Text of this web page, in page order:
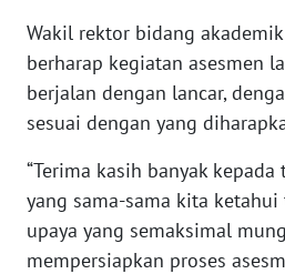
Wakil rektor bidang
berharap kegiatan asesmen
berjalan dengan lancar,
sesuai dengan yang
“Terima kasih banyak
yang sama-sama kita
upaya yang semaksimal
mempersiapkan proses
WN
PAPUA
WN
PAPUA
WN
RIAU